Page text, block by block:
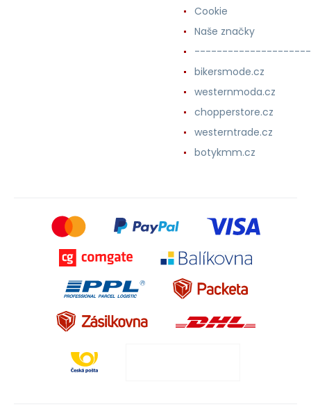
Cookie
Naše značky
bikersmode.cz
westernmoda.cz
chopperstore.cz
westerntrade.cz
botykmm.cz